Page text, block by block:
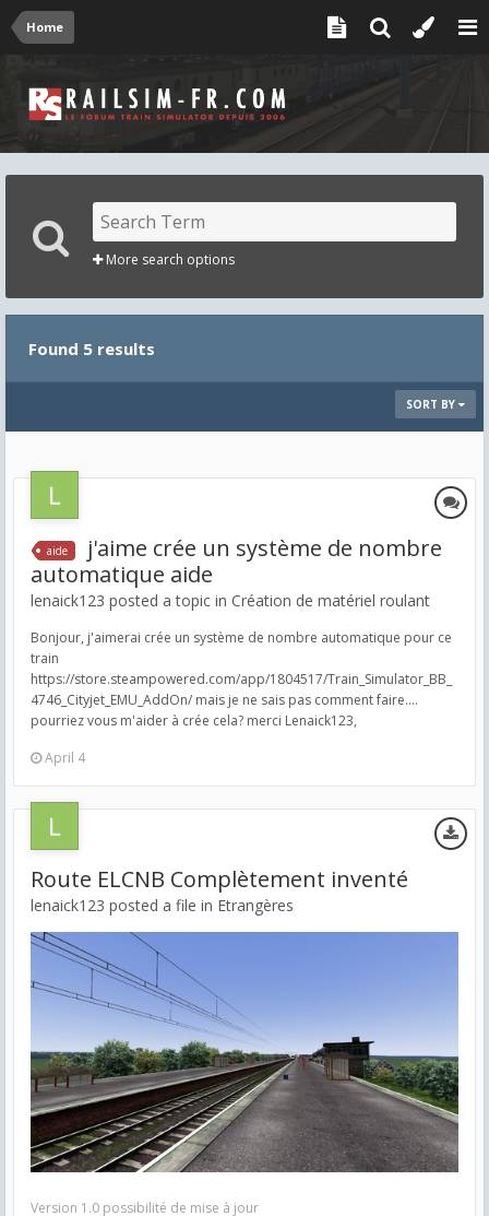
Home
More search options
Found 5 results
SORT BY
aide
j'aime crée un système de nombre
automatique aide
lenaick123 posted a topic in Création de matériel roulant
Bonjour, j'aimerai crée un système de nombre automatique pour ce
train
https://store.steampowered.com/app/1804517/Train_Simulator_BB_
4746_Cityjet_EMU_AddOn/ mais je ne sais pas comment faire....
pourriez vous m'aider à crée cela? merci Lenaick123,
April 4
Route ELCNB Complètement inventé
lenaick123 posted a file in Etrangères
Version 1.0 possibilité de mise à jour